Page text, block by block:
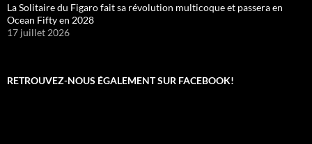
La Solitaire du Figaro fait sa révolution multicoque et passera en
Ocean Fifty en 2028
17 juillet 2026
RETROUVEZ-NOUS ÉGALEMENT SUR FACEBOOK!